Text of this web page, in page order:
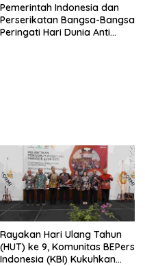
Pemerintah Indonesia dan
Perserikatan Bangsa-Bangsa
Peringati Hari Dunia Anti
Rayakan Hari Ulang Tahun
(HUT) ke 9, Komunitas BEPers
Indonesia (KBI) Kukuhkan